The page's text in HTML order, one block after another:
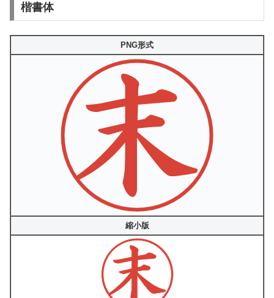
楷書体
PNG形式
縮小版